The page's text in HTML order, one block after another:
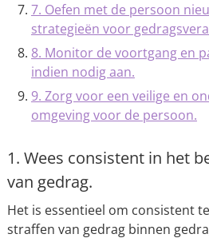
7. Oefen met de persoon
strategieën voor
8. Monitor de voortgang en
indien nodig aan.
9. Zorg voor een veilige en
omgeving voor de persoon.
1. Wees consistent in het
van gedrag.
Het is essentieel om consistent
straffen van gedrag binnen